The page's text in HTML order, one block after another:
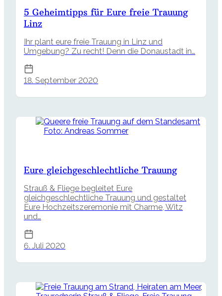
5 Geheimtipps für Eure freie Trauung
Linz
Ihr plant eure freie Trauung in Linz und
Umgebung? Zu recht! Denn die Donaustadt in…
18. September 2020
Foto: Andreas Sommer
Eure gleichgeschlechtliche Trauung
Strauß & Fliege begleitet Eure
gleichgeschlechtliche Trauung und gestaltet
Eure Hochzeitszeremonie mit Charme, Witz
und…
6. Juli 2020